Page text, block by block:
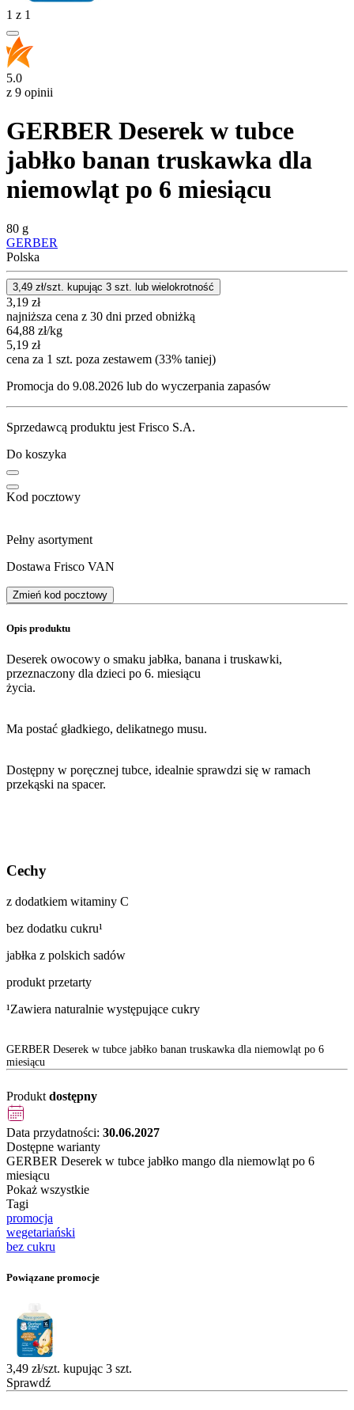
1 z 1
5.0
z 9 opinii
GERBER Deserek w tubce
jabłko banan truskawka dla
niemowląt po 6 miesiącu
80 g
GERBER
Polska
3,49 zł/szt. kupując 3 szt. lub wielokrotność
3,19 zł
najniższa cena z 30 dni przed obniżką
64,88 zł/kg
5,19 zł
cena za 1 szt. poza zestawem (33% taniej)
Promocja do 9.08.2026 lub do wyczerpania zapasów
Sprzedawcą produktu jest Frisco S.A.
Do koszyka
Kod pocztowy
Pełny asortyment
Dostawa Frisco VAN
Zmień kod pocztowy
Opis produktu
Deserek owocowy o smaku jabłka, banana i truskawki,
przeznaczony dla dzieci po 6. miesiącu
życia.
Ma postać gładkiego, delikatnego musu.
Dostępny w poręcznej tubce, idealnie sprawdzi się w ramach
przekąski na spacer.
Cechy
z dodatkiem witaminy C
bez dodatku cukru¹
jabłka z polskich sadów
produkt przetarty
¹Zawiera naturalnie występujące cukry
GERBER Deserek w tubce jabłko banan truskawka dla niemowląt po 6
miesiącu
Produkt dostępny
Data przydatności: 30.06.2027
Dostępne warianty
GERBER Deserek w tubce jabłko mango dla niemowląt po 6
miesiącu
Pokaż wszystkie
Tagi
promocja
wegetariański
bez cukru
Powiązane promocje
3,49 zł/szt. kupując 3 szt.
Sprawdź